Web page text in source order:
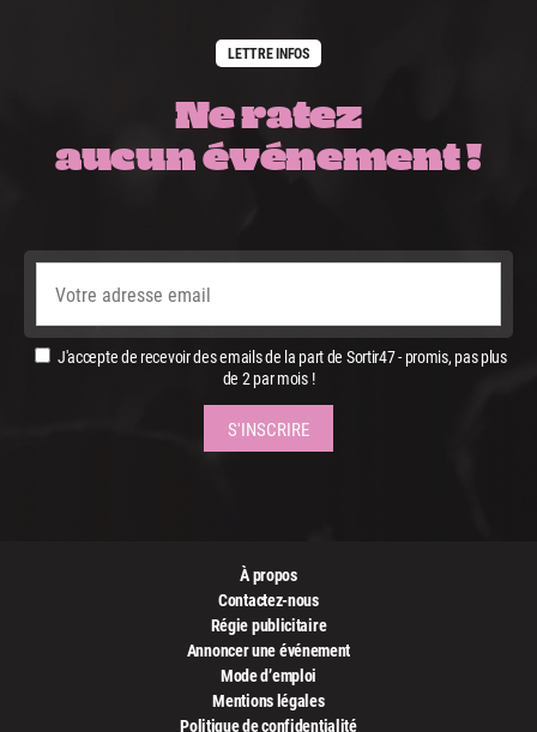
LETTRE INFOS
Ne ratez
aucun événement !
J'accepte de recevoir des emails de la part de Sortir47 - promis, pas plus
de 2 par mois !
À propos
Contactez-nous
Régie publicitaire
Annoncer une événement
Mode d’emploi
Mentions légales
Politique de confidentialité